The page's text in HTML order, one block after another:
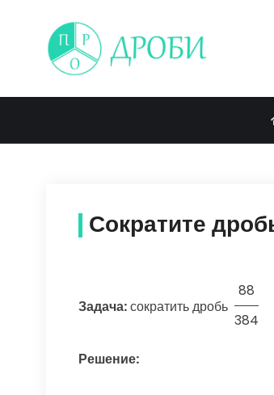
content
Сократите
Задача:сократить дробь
88
384
Решение: